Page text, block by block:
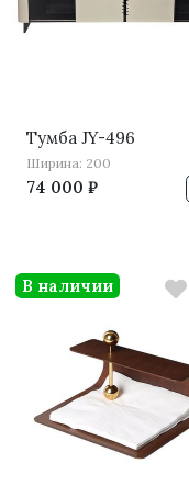
Тумба JY-496
Ширина: 200
74 000 ₽
В наличии